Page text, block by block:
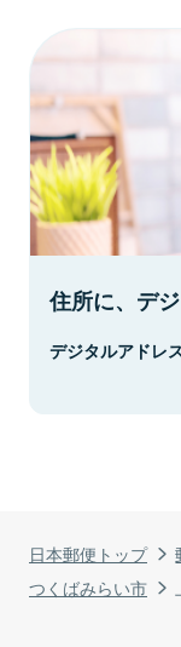
日本郵便トップ
つくばみらい市
住所に、デ
デジタルアドレ